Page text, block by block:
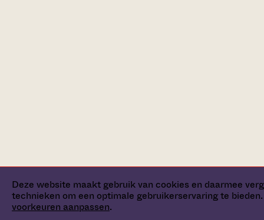
Deze website maakt gebruik van cookies en daarmee
technieken om een optimale gebruikerservaring te
voorkeuren aanpassen.